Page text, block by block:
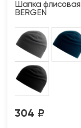
Шапка флисовая
BERGEN
304 ₽